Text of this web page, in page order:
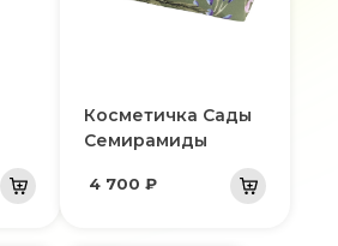
Косметичка Сады
Семирамиды
4 700 ₽